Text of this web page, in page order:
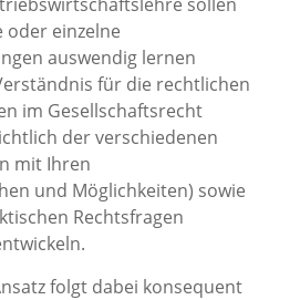
oder einzelne
auswendig lernen
für die rechtlichen
im Gesellschaftsrecht
der verschiedenen
mit Ihren
und Möglichkeiten) sowie
Rechtsfragen
folgt dabei konsequent